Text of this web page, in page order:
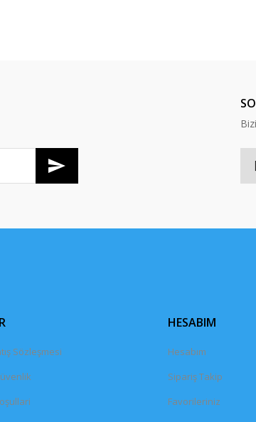
Sözleşmesi
HESABIM
Hesabım
Sipariş Takip
Favorileriniz